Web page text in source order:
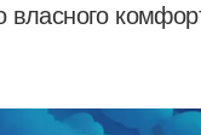
власного